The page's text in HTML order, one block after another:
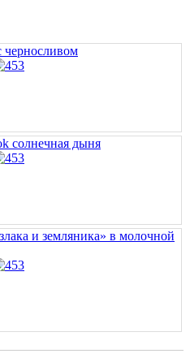
черносливом
солнечная дыня
и земляника» в молочной